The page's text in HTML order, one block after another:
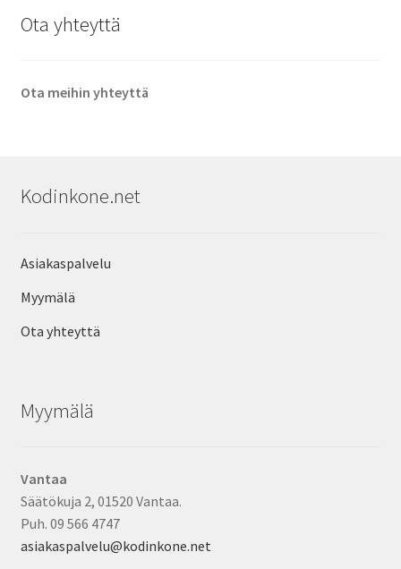
Ota yhteyttä
Ota meihin yhteyttä
Kodinkone.net
Asiakaspalvelu
Myymälä
Ota yhteyttä
Myymälä
Vantaa
Säätökuja 2, 01520 Vantaa.
Puh. 09 566 4747
asiakaspalvelu@kodinkone.net